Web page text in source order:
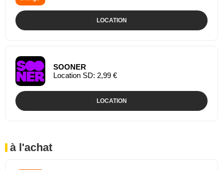
LOCATION
SOONER
Location SD: 2,99 €
LOCATION
à l'achat